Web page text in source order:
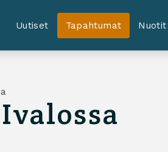
Uutiset Tapahtumat Nuotit